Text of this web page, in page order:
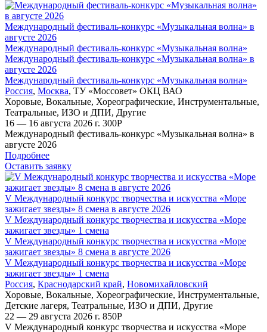
Международный фестиваль-конкурс «Музыкальная волна» в
августе 2026
Международный фестиваль-конкурс «Музыкальная волна»
Международный фестиваль-конкурс «Музыкальная волна» в
августе 2026
Международный фестиваль-конкурс «Музыкальная волна»
Россия, Москва, ТУ «Моссовет» ОКЦ ВАО
Хоровые, Вокальные, Хореографические, Инструментальные,
Театральные, ИЗО и ДПИ, Другие
16 — 16 августа 2026 г. 300Р
Международный фестиваль-конкурс «Музыкальная волна» в
августе 2026
Подробнее
Оставить заявку
V Международный конкурс творчества и искусства «Море
зажигает звезды» 8 смена в августе 2026
V Международный конкурс творчества и искусства «Море
зажигает звезды» 1 смена
V Международный конкурс творчества и искусства «Море
зажигает звезды» 8 смена в августе 2026
V Международный конкурс творчества и искусства «Море
зажигает звезды» 1 смена
Россия, Краснодарский край, Новомихайловский
Хоровые, Вокальные, Хореографические, Инструментальные,
Детские лагеря, Театральные, ИЗО и ДПИ, Другие
22 — 29 августа 2026 г. 850Р
V Международный конкурс творчества и искусства «Море